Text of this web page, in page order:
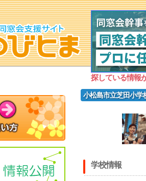
探している情報
小松島市立芝田小学
学校情報